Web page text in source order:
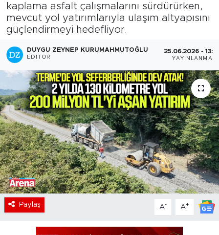
kaplama asfalt çalışmalarını sürdürürken,
mevcut yol yatırımlarıyla ulaşım altyapısını
güçlendirmeyi hedefliyor.
DUYGU ZEYNEP KURUMAHMUTOĞLU
EDITÖR
25.06.2026 -
YAYINLANMA
Paylaş A- A+
Haber Arşivi